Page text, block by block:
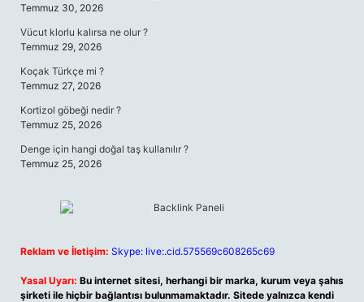
Temmuz 30, 2026
Vücut klorlu kalırsa ne olur ?
Temmuz 29, 2026
Koçak Türkçe mi ?
Temmuz 27, 2026
Kortizol göbeği nedir ?
Temmuz 25, 2026
Denge için hangi doğal taş kullanılır ?
Temmuz 25, 2026
Reklam ve İletişim: Skype: live:.cid.575569c608265c69
Yasal Uyarı: Bu internet sitesi, herhangi bir marka, kurum veya şahıs
şirketi ile hiçbir bağlantısı bulunmamaktadır. Sitede yalnızca kendi